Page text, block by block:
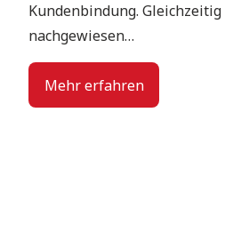
Kundenbindung.
nachgewiesen…
Mehr erfahren